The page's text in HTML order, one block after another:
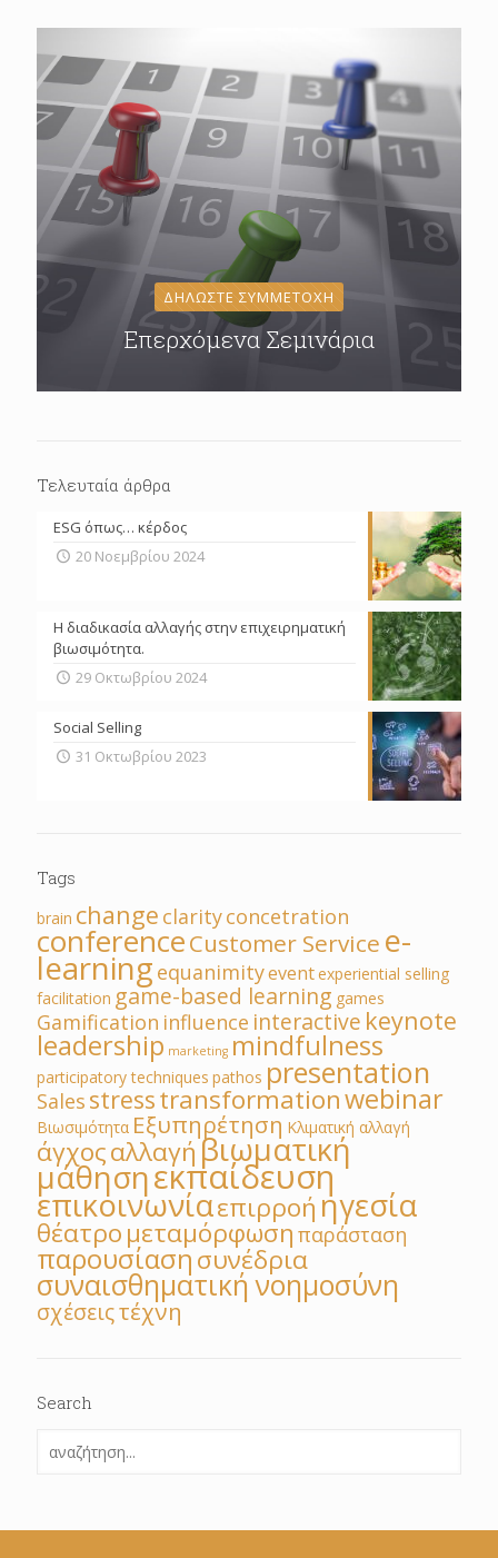
ΔΗΛΩΣΤΕ ΣΥΜΜΕΤΟΧΗ
Επερχόμενα Σεμινάρια
Τελευταία άρθρα
ESG όπως… κέρδος
20 Νοεμβρίου 2024
Η διαδικασία αλλαγής στην επιχειρηματική
βιωσιμότητα.
29 Οκτωβρίου 2024
Social Selling
31 Οκτωβρίου 2023
Tags
brain change clarityconcetration
conferenceCustomer Service e-
learning equanimityeventexperiential selling
facilitation game-based learning games
Gamification influence interactive keynote
leadership marketing mindfulness
participatory techniques pathos presentation
Sales stresstransformationwebinar
Βιωσιμότητα Εξυπηρέτηση Κλιματική αλλαγή
άγχοςαλλαγή βιωματική
μάθησηεκπαίδευση
επικοινωνίαεπιρροή ηγεσία
θέατρομεταμόρφωση παράσταση
παρουσίασησυνέδρια
συναισθηματική νοημοσύνη
σχέσειςτέχνη
Search